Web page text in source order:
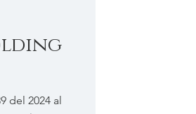
del 2024 al